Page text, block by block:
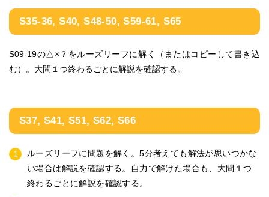
S35-36, S40, S48-50, S59-61, S65
S09-19の△×？をルーズリーフに解く
（またはコピーして書き込
む）。大問１つ終わるごとに解説を確認する。
S37, S41, S51, S62, S66
ルーズリーフに問題を解く。5分考えても解法が思いつかな
い場合は解説を確認する。自力で解けた場合も、大問１つ
終わるごとに解説を確認する。